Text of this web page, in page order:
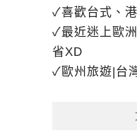
✓喜歡台式、
✓最近迷上歐
省XD
✓歐州旅遊|台